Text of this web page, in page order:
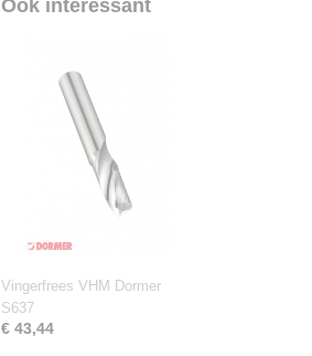
Ook interessant
Vingerfrees VHM Dormer
S637
€ 43,44